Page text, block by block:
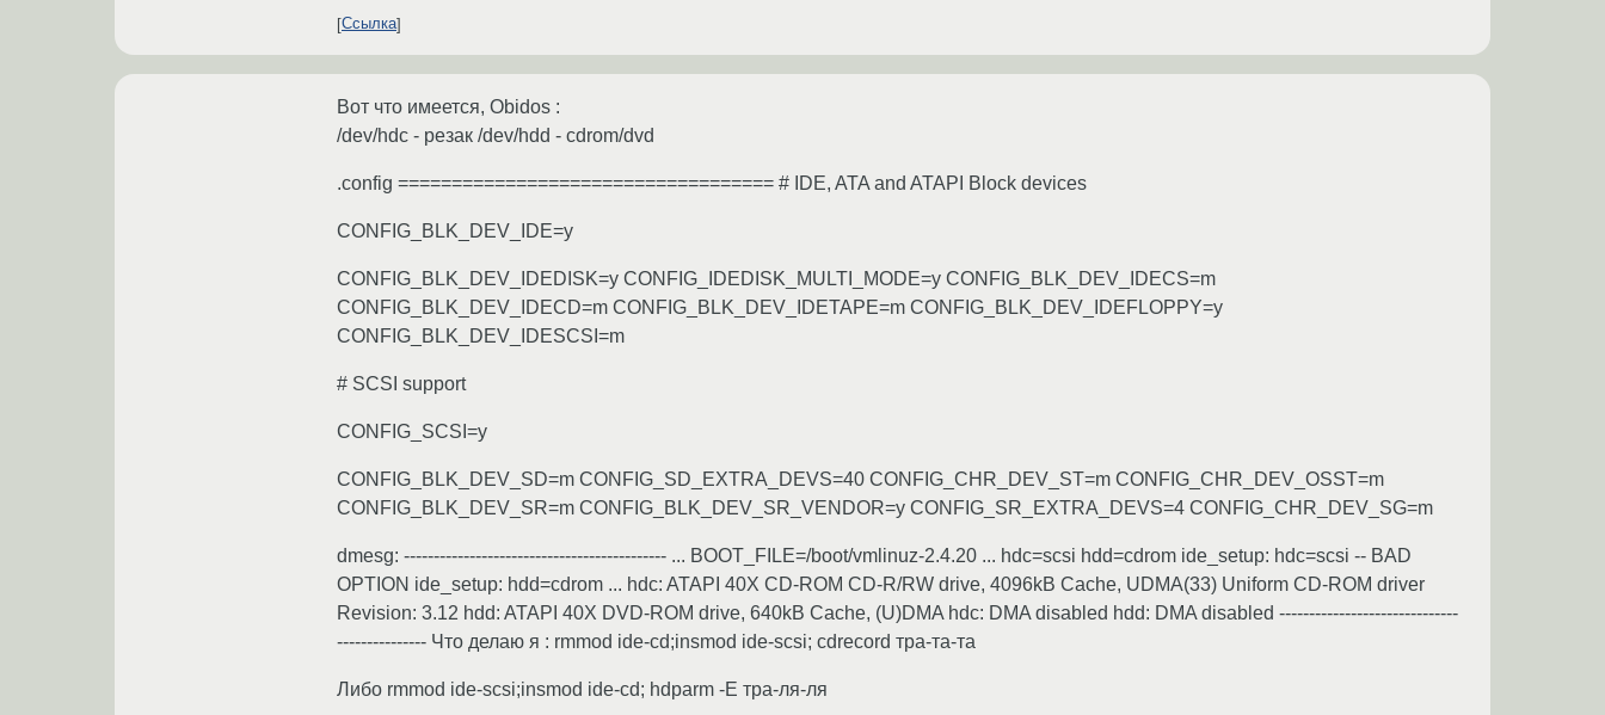
Ссылка
Вот что имеется, Obidos :
/dev/hdc - резак /dev/hdd - cdrom/dvd
.config =================================== # IDE, ATA and ATAPI Block devices
CONFIG_BLK_DEV_IDE=y
CONFIG_BLK_DEV_IDEDISK=y CONFIG_IDEDISK_MULTI_MODE=y CONFIG_BLK_DEV_IDECS=m
CONFIG_BLK_DEV_IDECD=m CONFIG_BLK_DEV_IDETAPE=m CONFIG_BLK_DEV_IDEFLOPPY=y
CONFIG_BLK_DEV_IDESCSI=m
# SCSI support
CONFIG_SCSI=y
CONFIG_BLK_DEV_SD=m CONFIG_SD_EXTRA_DEVS=40 CONFIG_CHR_DEV_ST=m CONFIG_CHR_DEV_OSST=m
CONFIG_BLK_DEV_SR=m CONFIG_BLK_DEV_SR_VENDOR=y CONFIG_SR_EXTRA_DEVS=4 CONFIG_CHR_DEV_SG=m
dmesg: -------------------------------------------- ... BOOT_FILE=/boot/vmlinuz-2.4.20 ... hdc=scsi hdd=cdrom ide_setup: hdc=scsi -- BAD
OPTION ide_setup: hdd=cdrom ... hdc: ATAPI 40X CD-ROM CD-R/RW drive, 4096kB Cache, UDMA(33) Uniform CD-ROM driver
Revision: 3.12 hdd: ATAPI 40X DVD-ROM drive, 640kB Cache, (U)DMA hdc: DMA disabled hdd: DMA disabled ------------------------------
--------------- Что делаю я : rmmod ide-cd;insmod ide-scsi; cdrecord тра-та-та
Либо rmmod ide-scsi;insmod ide-cd; hdparm -E тра-ля-ля